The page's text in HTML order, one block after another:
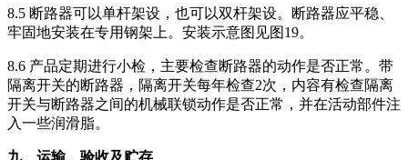
8.5 断路器可以单杆架设，也可以双杆架设。断路器应平稳、
牢固地安装在专用钢架上。安装示意图见图19。
8.6 产品定期进行小检，主要检查断路器的动作是否正常。带
隔离开关的断路器，隔离开关每年检查2次，内容有检查隔离
开关与断路器之间的机械联锁动作是否正常，并在活动部件注
入一些润滑脂。